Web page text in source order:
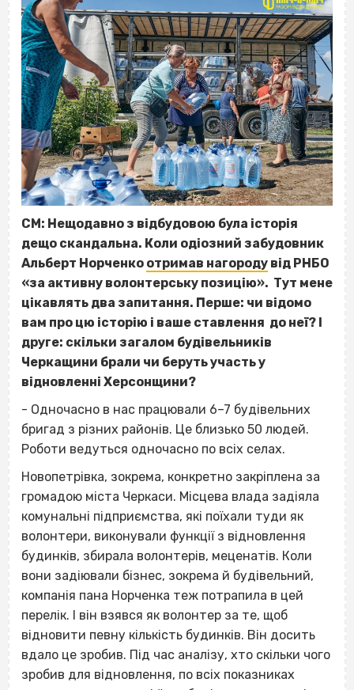
СМ: Нещодавно з відбудовою була історія
дещо скандальна. Коли одіозний забудовник
Альберт Норченко отримав нагороду від РНБО
«за активну волонтерську позицію». Тут мене
цікавлять два запитання. Перше: чи відомо
вам про цю історію і ваше ставлення до неї? І
друге: скільки загалом будівельників
Черкащини брали чи беруть участь у
відновленні Херсонщини?
- Одночасно в нас працювали 6–7 будівельних
бригад з різних районів. Це близько 50 людей.
Роботи ведуться одночасно по всіх селах.
Новопетрівка, зокрема, конкретно закріплена за
громадою міста Черкаси. Місцева влада задіяла
комунальні підприємства, які поїхали туди як
волонтери, виконували функції з відновлення
будинків, збирала волонтерів, меценатів. Коли
вони задіювали бізнес, зокрема й будівельний,
компанія пана Норченка теж потрапила в цей
перелік. І він взявся як волонтер за те, щоб
відновити певну кількість будинків. Він досить
вдало це зробив. Під час аналізу, хто скільки чого
зробив для відновлення, по всіх показниках